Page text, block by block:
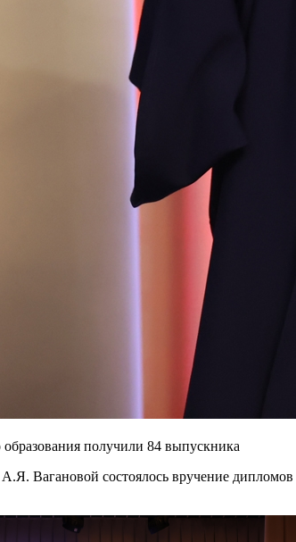
получили 84 выпускника
Вагановой состоялось вручение